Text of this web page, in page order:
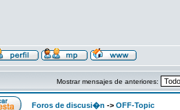
Mostrar mensajes de anteriores:
Foros de discusi�n -> OFF-Topic